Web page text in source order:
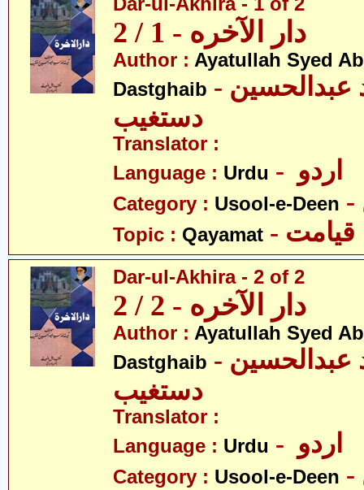
دار الآخره - 1 / 2
Author : Ayatullah Syed
Dastghaib - آیت اللہ سیّد عبدالحسین
دستغیب
Translator :
Language : Urdu
Category : Usool-e-Deen
Topic : Qayamat - قیامت
Dar-ul-Akhira - 2 of 2
دار الآخره - 2 / 2
Author : Ayatullah Syed
Dastghaib - آیت اللہ سیّد عبدالحسین
دستغیب
Translator :
Language : Urdu
Category : Usool-e-Deen